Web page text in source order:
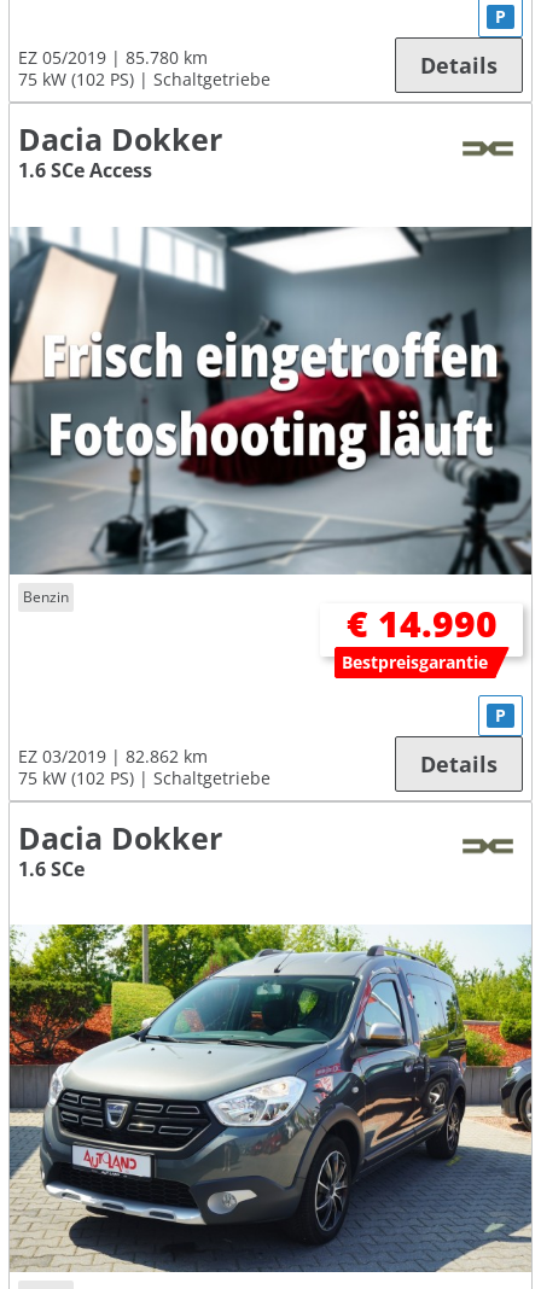
EZ 05/2019
85.780 km
75 kW (102 PS)
Schaltgetriebe
P
Details
Dacia Dokker
1.6 SCe Access
Benzin
€ 14.990
Bestpreisgarantie
EZ 03/2019
82.862 km
75 kW (102 PS)
Schaltgetriebe
P
Details
Dacia Dokker
1.6 SCe